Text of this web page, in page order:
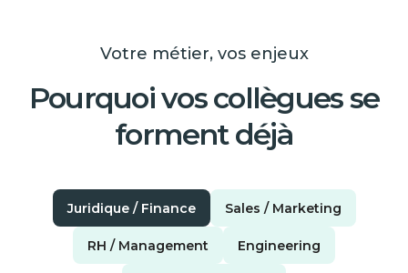
Votre métier, vos enjeux
Pourquoi vos collègues se
forment déjà
Juridique / Finance Sales / Marketing
RH / Management Engineering